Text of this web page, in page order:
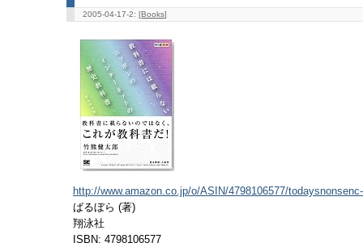
2005-04-17-2: [Books]
http://www.amazon.co.jp/o/ASIN/4798106577/
ばるぼら (著)
翔泳社
ISBN: 4798106577